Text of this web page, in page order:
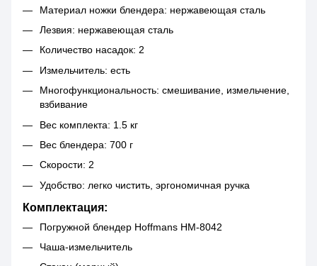
Материал ножки блендера: нержавеющая сталь
Лезвия: нержавеющая сталь
Количество насадок: 2
Измельчитель: есть
Многофункциональность: смешивание, измельчение,
взбивание
Вес комплекта: 1.5 кг
Вес блендера: 700 г
Скорости: 2
Удобство: легко чистить, эргономичная ручка
Комплектация:
Погружной блендер Hoffmans HM-8042
Чаша-измельчитель